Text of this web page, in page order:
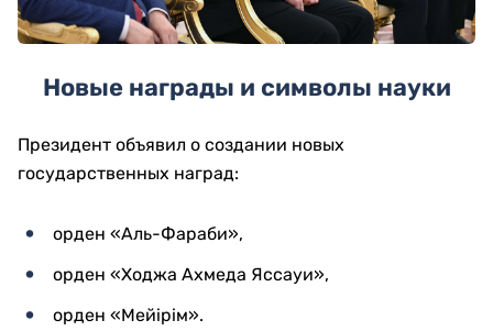
Новые награды и символы науки
Президент объявил о создании новых
государственных наград:
орден «Аль-Фараби»,
орден «Ходжа Ахмеда Яссауи»,
орден «Мейірім».